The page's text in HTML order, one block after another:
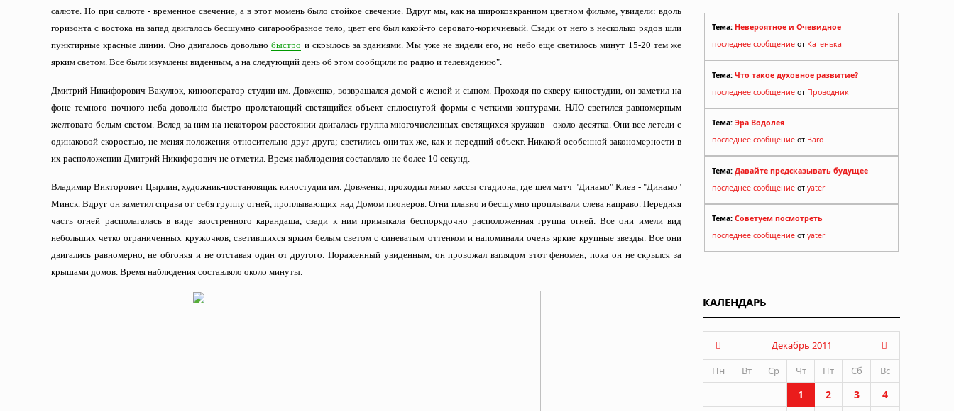
салюте. Но при салюте - временное свечение, а в этот момень было стойкое свечение. Вдруг мы, как на широкоэкранном цветном фильме, увидели: вдоль
горизонта с востока на запад двигалось бесшумно сигарообразное тело, цвет его был какой-то серовато-коричневый. Сзади от него в несколько рядов шли
пунктирные красные линии. Оно двигалось довольнобыстро и скрылось за зданиями. Мы уже не видели его, но небо еще светилось минут 15-20 тем же
ярким светом. Все были изумлены виденным, а на следующий день об этом сообщили по радио и телевидению".
Дмитрий Никифорович Вакулюк, кинооператор студии им. Довженко, возвращался домой с женой и сыном. Проходя по скверу киностудии, он заметил на
фоне темного ночного неба довольно быстро пролетающий светящийся объект сплюснутой формы с четкими контурами. НЛО светился равномерным
желтовато-белым светом. Вслед за ним на некотором расстоянии двигалась группа многочисленных светящихся кружков - около десятка. Они все летели с
одинаковой скоростью, не меняя положения относительно друг друга; светились они так же, как и передний объект. Никакой особенной закономерности в
их расположении Дмитрий Никифорович не отметил. Время наблюдения составляло не более 10 секунд.
Владимир Викторович Цырлин, художник-постановщик киностудии им. Довженко, проходил мимо кассы стадиона, где шел матч "Динамо" Киев - "Динамо"
Минск. Вдруг он заметил справа от себя группу огней, проплывающих над Домом пионеров. Огни плавно и бесшумно проплывали слева направо. Передняя
часть огней располагалась в виде заостренного карандаша, сзади к ним примыкала беспорядочно расположенная группа огней. Все они имели вид
небольших четко ограниченных кружочков, светившихся ярким белым светом с синеватым оттенком и напоминали очень яркие крупные звезды. Все они
двигались равномерно, не обгоняя и не отставая один от другого. Пораженный увиденным, он провожал взглядом этот феномен, пока он не скрылся за
крышами домов. Время наблюдения составляло около минуты.
Тема: Невероятное и Очевидное
последнее сообщение от Катенька
Тема: Что такое духовное развитие?
последнее сообщение от Проводник
Тема: Эра Водолея
последнее сообщение от Baro
Тема: Давайте предсказывать будущее
последнее сообщение от yater
Тема: Советуем посмотреть
последнее сообщение от yater
КАЛЕНДАРЬ
Декабрь 2011
Пн
Вт Ср Чт Пт Сб Вс
1 2 3
4